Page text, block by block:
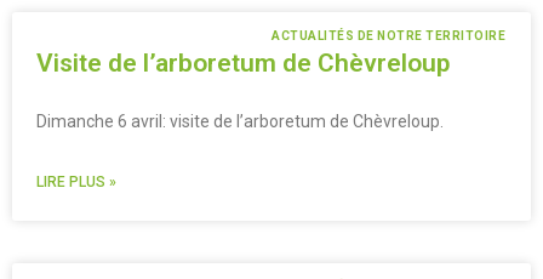
ACTUALITÉS DE NOTRE TERRITOIRE
Visite de l’arboretum de Chèvreloup
Dimanche 6 avril: visite de l’arboretum de Chèvreloup.
LIRE PLUS »